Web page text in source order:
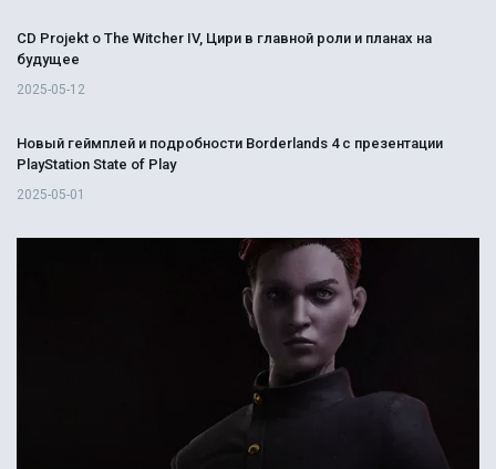
CD Projekt о The Witcher IV, Цири в главной роли и планах на
будущее
2025-05-12
Новый геймплей и подробности Borderlands 4 с презентации
PlayStation State of Play
2025-05-01